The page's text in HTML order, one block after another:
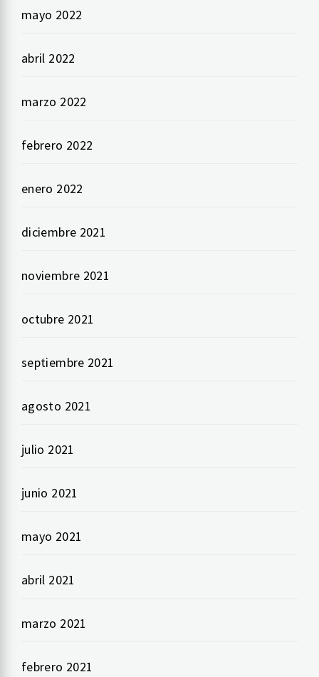
mayo 2022
abril 2022
marzo 2022
febrero 2022
enero 2022
diciembre 2021
noviembre 2021
octubre 2021
septiembre 2021
agosto 2021
julio 2021
junio 2021
mayo 2021
abril 2021
marzo 2021
febrero 2021